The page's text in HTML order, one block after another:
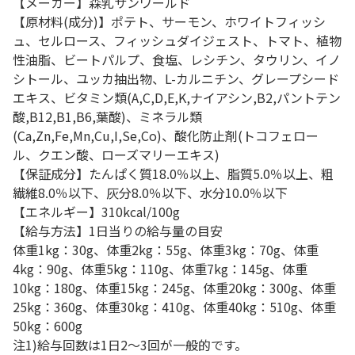
【原材料(成分)】ポテト、サーモン、ホワイトフィッシ
ュ、セルロース、フィッシュダイジェスト、トマト、植物
性油脂、ビートパルプ、食塩、レシチン、タウリン、イノ
シトール、ユッカ抽出物、L-カルニチン、グレープシード
エキス、ビタミン類(A,C,D,E,K,ナイアシン,B2,パントテン
酸,B12,B1,B6,葉酸)、ミネラル類
(Ca,Zn,Fe,Mn,Cu,I,Se,Co)、酸化防止剤(トコフェロー
ル、クエン酸、ローズマリーエキス)
【保証成分】たんぱく質18.0％以上、脂質5.0％以上、粗
繊維8.0％以下、灰分8.0％以下、水分10.0％以下
【エネルギー】310kcal/100g
【給与方法】1日当りの給与量の目安
体重1kg：30g、体重2kg：55g、体重3kg：70g、体重
4kg：90g、体重5kg：110g、体重7kg：145g、体重
10kg：180g、体重15kg：245g、体重20kg：300g、体重
25kg：360g、体重30kg：410g、体重40kg：510g、体重
50kg：600g
注1)給与回数は1日2～3回が一般的です。